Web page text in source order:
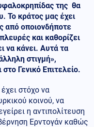
της θα
Το κράτος μας έχει
από οποιονδήποτε
και καθορίζει
να κάνει. Αυτά τα
στιγμή»,
Γενικό Επιτελείο.
στόχο να
κοινού, να
η αντιπολίτευση
Ερντογάν καθώς